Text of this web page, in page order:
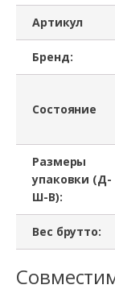
Артикул
Бренд:
Состояние
Размеры
упаковки (Д-
Ш-В):
Вес брутто: